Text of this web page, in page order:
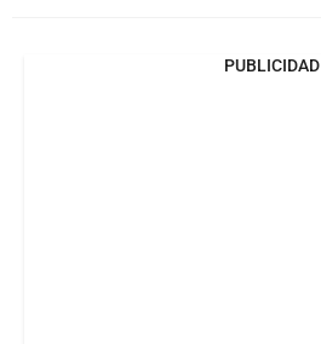
PUBLICIDAD